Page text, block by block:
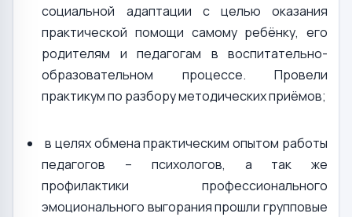
социальной адаптации с целью оказания
практической помощи самому ребёнку, его
родителям и педагогам в воспитательно-
образовательном процессе. Провели
практикум по разбору методических приёмов;
в целях обмена практическим опытом работы
педагогов – психологов, а так же
профилактики профессионального
эмоционального выгорания прошли групповые